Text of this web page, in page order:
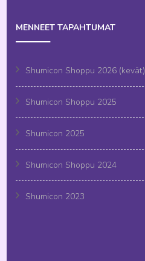
MENNEET TAPAHTUMAT
Shumicon Shoppu 2026 (kevät)
Shumicon Shoppu 2025
Shumicon 2025
Shumicon Shoppu 2024
Shumicon 2023